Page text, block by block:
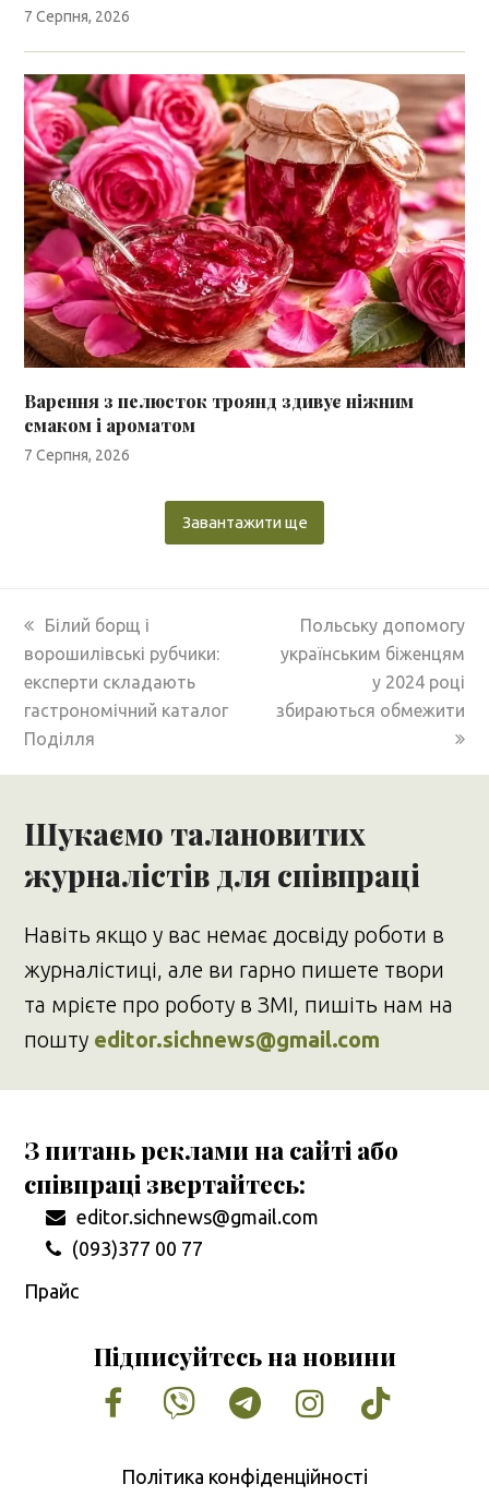
7 Серпня, 2026
Варення з пелюсток троянд здивує ніжним
смаком і ароматом
7 Серпня, 2026
Завантажити ще
previous
post:
Білий борщ і
ворошилівські рубчики:
експерти складають
гастрономічний каталог
Поділля
next
post:
Польську допомогу
українським біженцям
у 2024 році
збираються обмежити
Шукаємо талановитих
журналістів для співпраці
Навіть якщо у вас немає досвіду роботи в
журналістиці, але ви гарно пишете твори
та мрієте про роботу в ЗМІ, пишіть нам на
пошту editor.sichnews@gmail.com
З питань реклами на сайті або
співпраці звертайтесь:
editor.sichnews@gmail.com
(093)377 00 77
Прайс
Підписуйтесь на новини
Facebook
VimeoTumblrInstagram
Tiktok
Політика конфіденційності